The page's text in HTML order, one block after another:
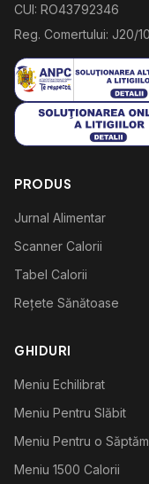
CUI: RO43792346
Reg. Comertului: J20/
PRODUS
Jurnal Alimentar
Scanner Calorii
Tabel Calorii
Rețete Sănătoase
GHIDURI
Meniu Echilibrat
Meniu Pentru Slăbit
Meniu Pentru o
Meniu 1500 Calorii